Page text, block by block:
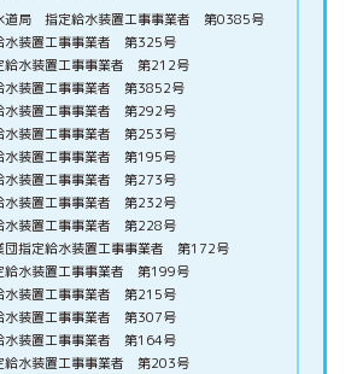
道局 指定給水装置工事事業者 第0385号
水装置工事事業者 第325号
給水装置工事事業者 第212号
水装置工事事業者 第3852号
水装置工事事業者 第292号
水装置工事事業者 第253号
水装置工事事業者 第195号
水装置工事事業者 第273号
水装置工事事業者 第232号
水装置工事事業者 第228号
団指定給水装置工事事業者 第172号
給水装置工事事業者 第199号
水装置工事事業者 第215号
水装置工事事業者 第307号
水装置工事事業者 第164号
給水装置工事事業者 第203号